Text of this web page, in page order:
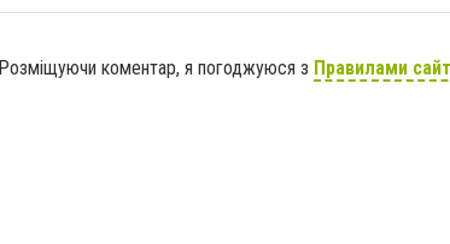
Розміщуючи коментар, я погоджуюся з Правилами